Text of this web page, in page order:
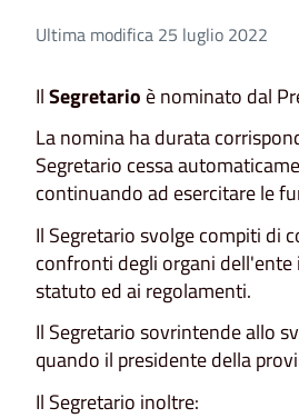
Ultima modifica 25 luglio 2022
IlSegretario è nominato dal
La nomina ha durata
Segretario cessa
continuando ad esercitare le
Il Segretario svolge compiti di
confronti degli organi
statuto ed ai regolamenti.
Il Segretario sovrintende allo
quando il presidente della
Il Segretario inoltre: